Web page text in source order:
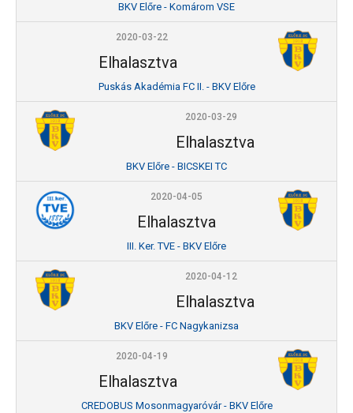
BKV Előre - Komárom VSE
2020-03-22
Elhalasztva
Puskás Akadémia FC II. - BKV Előre
2020-03-29
Elhalasztva
BKV Előre - BICSKEI TC
2020-04-05
Elhalasztva
III. Ker. TVE - BKV Előre
2020-04-12
Elhalasztva
BKV Előre - FC Nagykanizsa
2020-04-19
Elhalasztva
CREDOBUS Mosonmagyaróvár - BKV Előre